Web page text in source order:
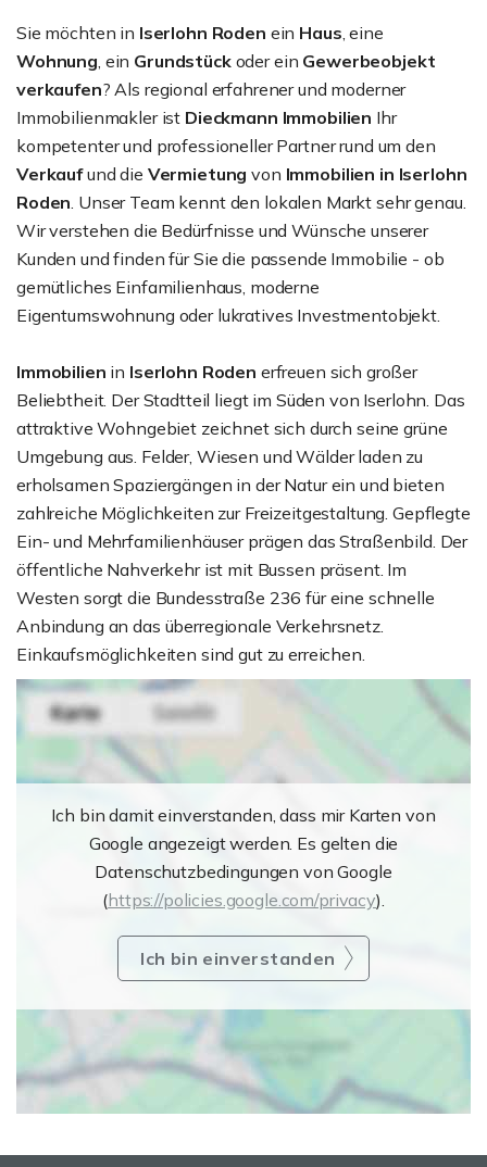
Sie möchten in Iserlohn Roden ein Haus, eine
Wohnung, ein Grundstückoder ein Gewerbeobjekt
verkaufen? Als regional erfahrener und moderner
Immobilienmakler ist Dieckmann Immobilien Ihr
kompetenter und professioneller Partner rund um den
Verkaufund die Vermietungvon Immobilien in Iserlohn
Roden. Unser Team kennt den lokalen Markt sehr genau.
Wir verstehen die Bedürfnisse und Wünsche unserer
Kunden und finden für Sie die passende Immobilie - ob
gemütliches Einfamilienhaus, moderne
Eigentumswohnung oder lukratives Investmentobjekt.
Immobilien in Iserlohn Roden erfreuen sich großer
Beliebtheit. Der Stadtteil liegt im Süden von Iserlohn. Das
attraktive Wohngebiet zeichnet sich durch seine grüne
Umgebung aus. Felder, Wiesen und Wälder laden zu
erholsamen Spaziergängen in der Natur ein und bieten
zahlreiche Möglichkeiten zur Freizeitgestaltung. Gepflegte
Ein- und Mehrfamilienhäuser prägen das Straßenbild. Der
öffentliche Nahverkehr ist mit Bussen präsent. Im
Westen sorgt die Bundesstraße 236 für eine schnelle
Anbindung an das überregionale Verkehrsnetz.
Einkaufsmöglichkeiten sind gut zu erreichen.
Ich bin damit einverstanden, dass mir Karten von
Google angezeigt werden. Es gelten die
Datenschutzbedingungen von Google
(https://policies.google.com/privacy).
Ich bin einverstanden